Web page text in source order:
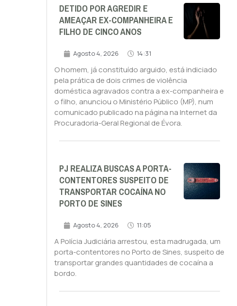
DETIDO POR AGREDIR E
AMEAÇAR EX-COMPANHEIRA E
FILHO DE CINCO ANOS
Agosto 4, 2026 14:31
O homem, já constituído arguido, está indiciado
pela prática de dois crimes de violência
doméstica agravados contra a ex-companheira e
o filho, anunciou o Ministério Público (MP), num
comunicado publicado na página na Internet da
Procuradoria-Geral Regional de Évora.
PJ REALIZA BUSCAS A PORTA-
CONTENTORES SUSPEITO DE
TRANSPORTAR COCAÍNA NO
PORTO DE SINES
Agosto 4, 2026 11:05
A Polícia Judiciária arrestou, esta madrugada, um
porta-contentores no Porto de Sines, suspeito de
transportar grandes quantidades de cocaína a
bordo.